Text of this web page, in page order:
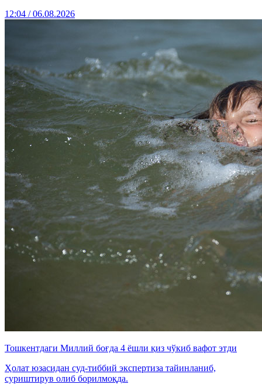
12:04 / 06.08.2026
Тошкентдаги Миллий боғда 4 ёшли қиз чўкиб вафот этди
Ҳолат юзасидан суд-тиббий экспертиза тайинланиб,
суриштирув олиб борилмоқда.